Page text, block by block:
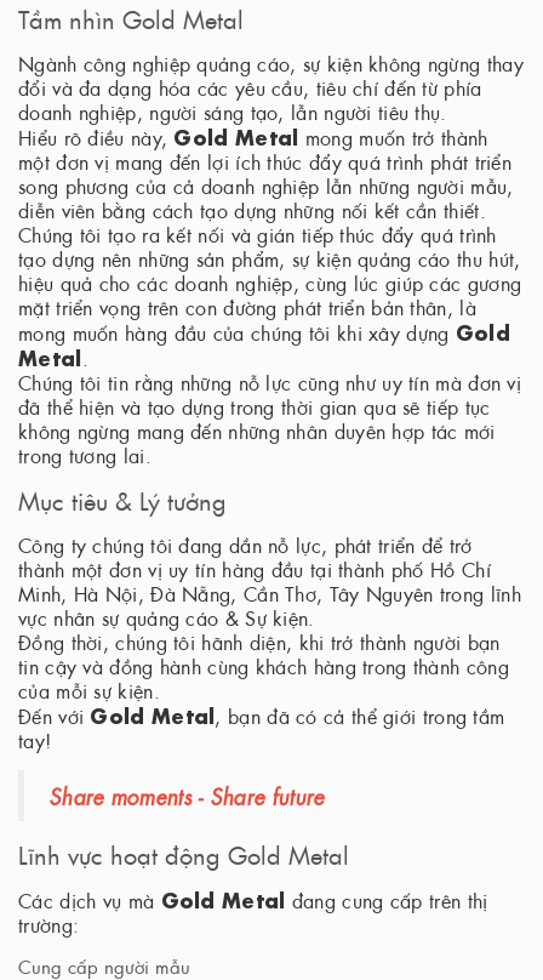
Tầm nhìn Gold Metal
Ngành công nghiệp quảng cáo, sự kiện không ngừng thay
đổi và đa dạng hóa các yêu cầu, tiêu chí đến từ phía
doanh nghiệp, người sáng tạo, lẫn người tiêu thụ.
Hiểu rõ điều này, Gold Metal mong muốn trở thành
một đơn vị mang đến lợi ích thúc đẩy quá trình phát triển
song phương của cả doanh nghiệp lẫn những người mẫu,
diễn viên bằng cách tạo dựng những nối kết cần thiết.
Chúng tôi tạo ra kết nối và gián tiếp thúc đẩy quá trình
tạo dựng nên những sản phẩm, sự kiện quảng cáo thu hút,
hiệu quả cho các doanh nghiệp, cùng lúc giúp các gương
mặt triển vọng trên con đường phát triển bản thân, là
mong muốn hàng đầu của chúng tôi khi xây dựng Gold
Metal
Chúng tôi tin rằng những nỗ lực cũng như uy tín mà đơn vị
đã thể hiện và tạo dựng trong thời gian qua sẽ tiếp tục
không ngừng mang đến những nhân duyên hợp tác mới
trong tương lai.
Mục tiêu & Lý tưởng
Công ty chúng tôi đang dần nỗ lực, phát triển để trở
thành một đơn vị uy tín hàng đầu tại thành phố Hồ Chí
Minh, Hà Nội, Đà Nẵng, Cần Thơ, Tây Nguyên trong lĩnh
vực nhân sự quảng cáo & Sự kiện.
Đồng thời, chúng tôi hãnh diện, khi trở thành người bạn
tin cậy và đồng hành cùng khách hàng trong thành công
của mỗi sự kiện.
Đến với Gold Metal , bạn đã có cả thể giới trong tầm
tay!
Share moments - Share future
Lĩnh vực hoạt động Gold Metal
Các dịch vụ mà Gold Metal đang cung cấp trên thị
trường:
Cung cấp người mẫu